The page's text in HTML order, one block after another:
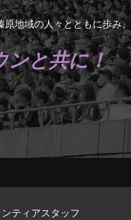
原地域の人々とともに歩み
ンと共に！
ンティアスタッフ